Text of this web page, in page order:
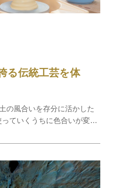
る伝統工芸を体
の風合いを存分に活かした
ていくうちに色合いが変化
「萩焼体験」は、萩観光で